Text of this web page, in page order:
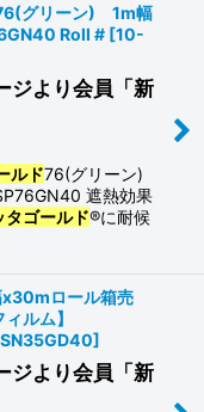
グリーン) 1m幅
Roll # [10-
ジより会員「新
ルド76(グリーン)
遮熱効果
タゴールド®に耐候
ロール箱売
ルム】
]
ジより会員「新